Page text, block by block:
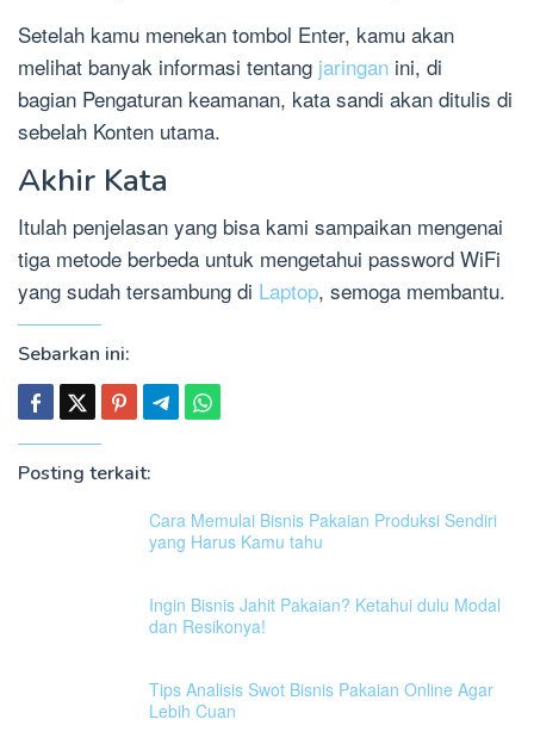
Setelah kamu menekan tombol Enter, kamu akan
melihat banyak informasi tentang jaringan ini, di
bagian Pengaturan keamanan, kata sandi akan ditulis di
sebelah Konten utama.
Akhir Kata
Itulah penjelasan yang bisa kami sampaikan mengenai
tiga metode berbeda untuk mengetahui password WiFi
yang sudah tersambung di Laptop, semoga membantu.
Sebarkan ini:
Posting terkait:
Cara Memulai Bisnis Pakaian Produksi Sendiri
yang Harus Kamu tahu
Ingin Bisnis Jahit Pakaian? Ketahui dulu Modal
dan Resikonya!
Tips Analisis Swot Bisnis Pakaian Online Agar
Lebih Cuan